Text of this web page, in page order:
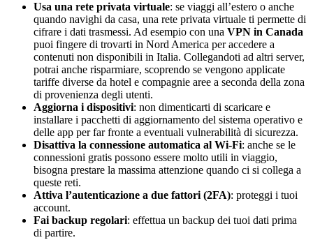
Usa una rete privata virtuale: se viaggi all’estero o anche
quando navighi da casa, una rete privata virtuale ti permette di
cifrare i dati trasmessi. Ad esempio con una VPN in Canada
puoi fingere di trovarti in Nord America per accedere a
contenuti non disponibili in Italia. Collegandoti ad altri server,
potrai anche risparmiare, scoprendo se vengono applicate
tariffe diverse da hotel e compagnie aree a seconda della zona
di provenienza degli utenti.
Aggiorna i dispositivi: non dimenticarti di scaricare e
installare i pacchetti di aggiornamento del sistema operativo e
delle app per far fronte a eventuali vulnerabilità di sicurezza.
Disattiva la connessione automatica al Wi-Fi: anche se le
connessioni gratis possono essere molto utili in viaggio,
bisogna prestare la massima attenzione quando ci si collega a
queste reti.
Attiva l’autenticazione a due fattori (2FA): proteggi i tuoi
account.
Fai backup regolari: effettua un backup dei tuoi dati prima
di partire.